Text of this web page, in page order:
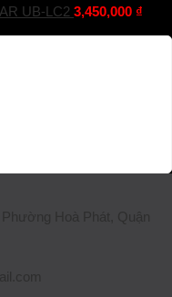
UB-LC2 3,450,000 ₫